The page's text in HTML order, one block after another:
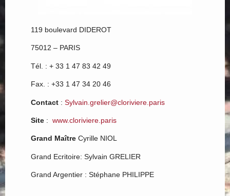
119 boulevard DIDEROT
75012 – PARIS
Tél. : + 33 1 47 83 42 49
Fax. : +33 1 47 34 20 46
Contact : Sylvain.grelier@cloriviere.paris
Site : www.cloriviere.paris
Grand Maître Cyrille NIOL
Grand Ecritoire: Sylvain GRELIER
Grand Argentier : Stéphane PHILIPPE